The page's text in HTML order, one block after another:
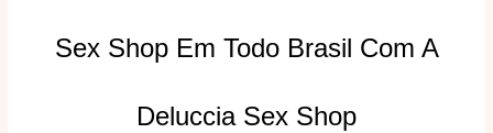
Sex Shop Em Todo Brasil Com A
Deluccia Sex Shop